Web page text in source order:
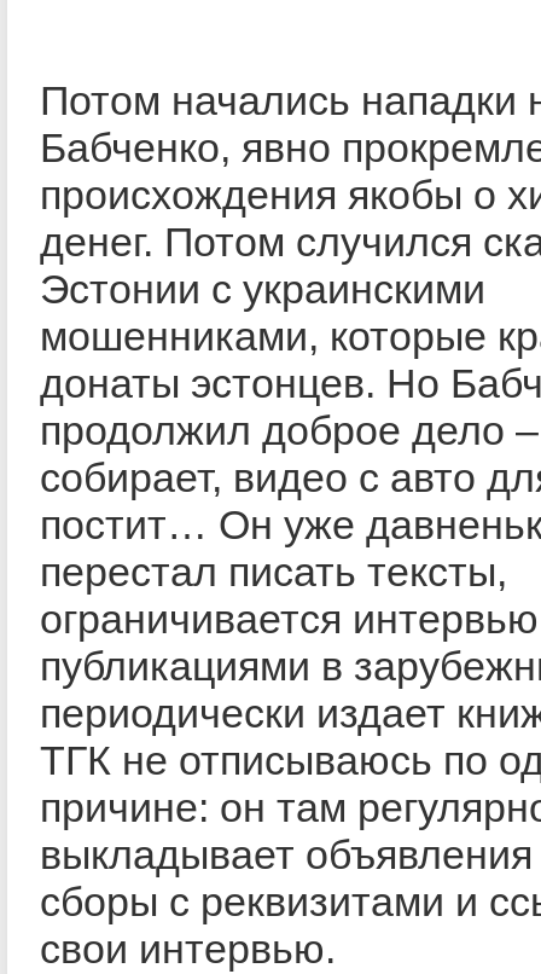
Потом начались нападки
Бабченко, явно
происхождения якобы о
денег. Потом случился
Эстонии с украинскими
мошенниками, которые
донаты эстонцев. Но
продолжил доброе дело
собирает, видео с авто
постит… Он уже
перестал писать тексты,
ограничивается
публикациями в
периодически издает
ТГК не отписываюсь по
причине: он там
выкладывает
сборы с реквизитами и
свои интервью.